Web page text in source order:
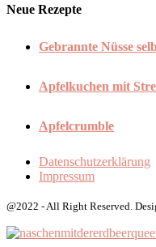
Neue Rezepte
Gebrannte Nüsse
Apfelkuchen mit
Apfelcrumble
Datenschutzerklärung
Impressum
@2022 - All Right Reserved.